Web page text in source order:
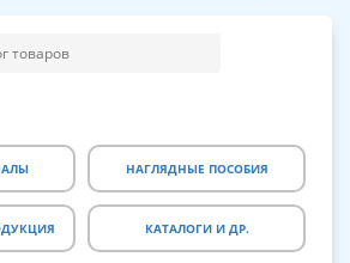
товаров
НАГЛЯДНЫЕ ПОСОБИЯ
КАТАЛОГИ И ДР.